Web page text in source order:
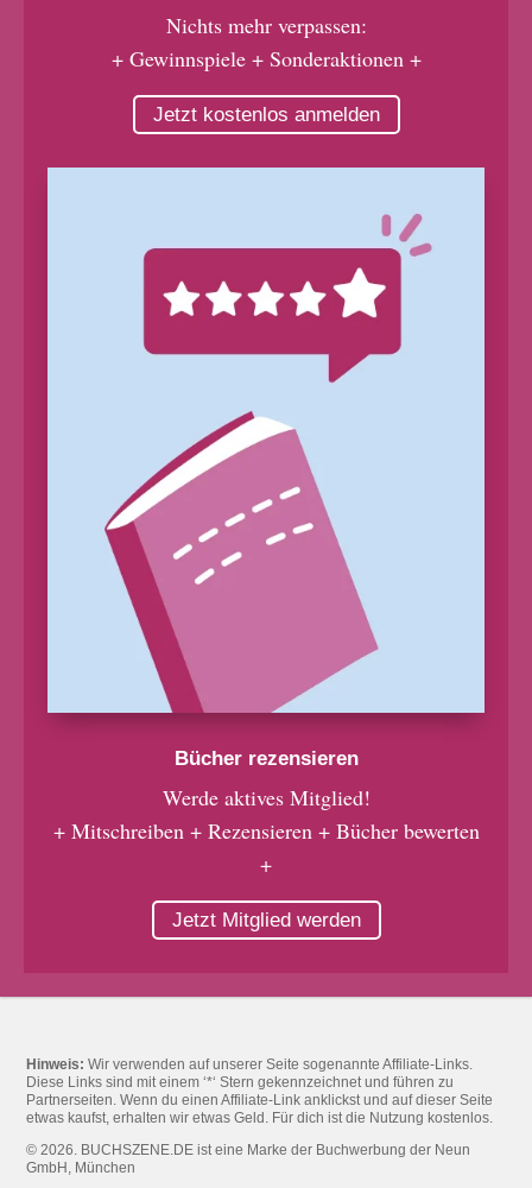
Nichts mehr verpassen:
+ Gewinnspiele + Sonderaktionen +
Jetzt kostenlos anmelden
Bücher rezensieren
Werde aktives Mitglied!
+ Mitschreiben + Rezensieren + Bücher bewerten
+
Jetzt Mitglied werden
Hinweis: Wir verwenden auf unserer Seite sogenannte Affiliate-Links.
Diese Links sind mit einem ‘*‘ Stern gekennzeichnet und führen zu
Partnerseiten. Wenn du einen Affiliate-Link anklickst und auf dieser Seite
etwas kaufst, erhalten wir etwas Geld. Für dich ist die Nutzung kostenlos.
© 2026. BUCHSZENE.DE ist eine Marke der Buchwerbung der Neun
GmbH, München